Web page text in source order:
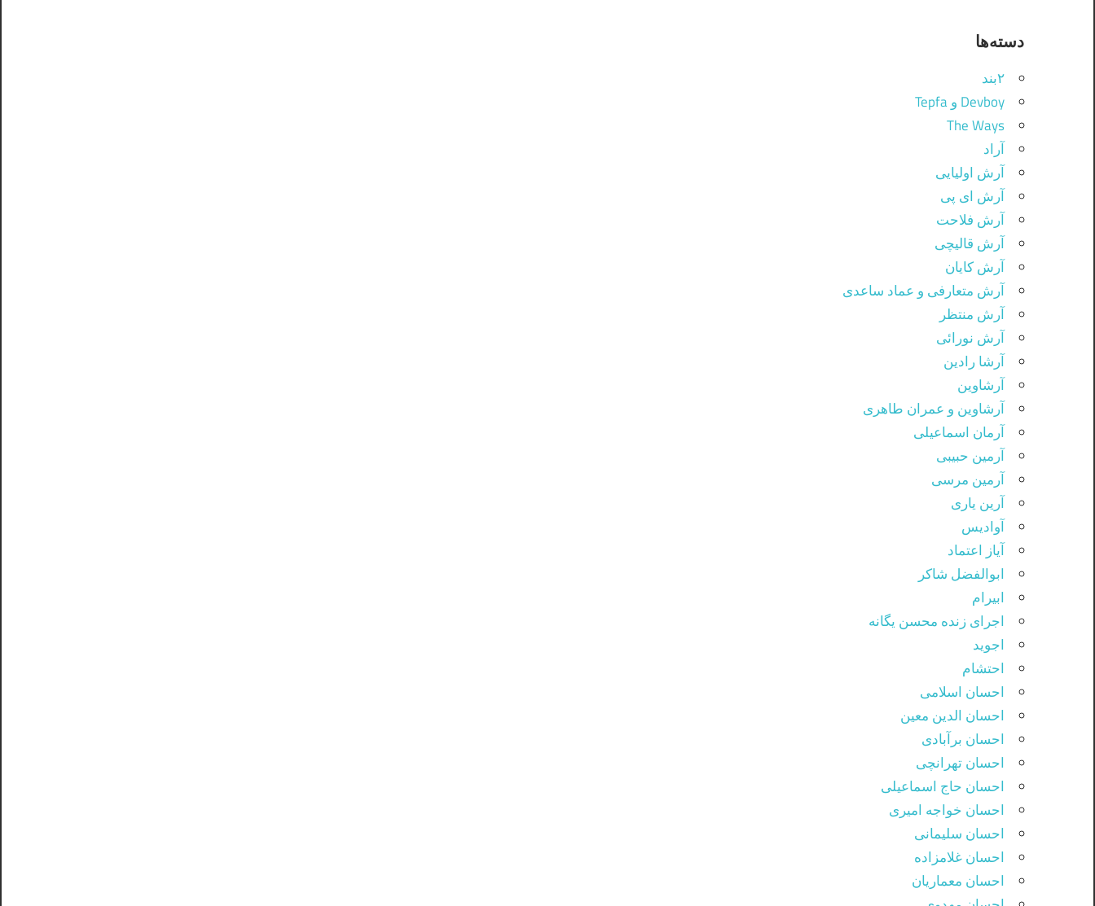
دسته‌ها
۲بند
Devboy و Tepfa
The Ways
آراد
آرش اولیایی
آرش ای پی
آرش فلاحت
آرش قالیچی
آرش کایان
آرش متعارفی و عماد ساعدی
آرش منتظر
آرش نورائی
آرشا رادین
آرشاوین
آرشاوین و عمران طاهری
آرمان اسماعیلی
آرمین حبیبی
آرمین مرسی
آرین یاری
آوادیس
آیاز اعتماد
ابوالفضل شاکر
ابیرام
اجرای زنده محسن یگانه
اجوید
احتشام
احسان اسلامی
احسان الدین معین
احسان برآبادی
احسان تهرانچی
احسان حاج اسماعیلی
احسان خواجه امیری
احسان سلیمانی
احسان غلامزاده
احسان معماریان